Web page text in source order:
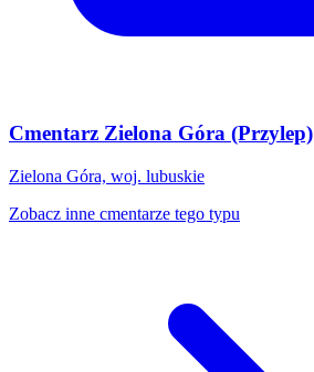
Cmentarz Zielona Góra (Przylep)
Zielona Góra, woj. lubuskie
Zobacz inne cmentarze tego typu